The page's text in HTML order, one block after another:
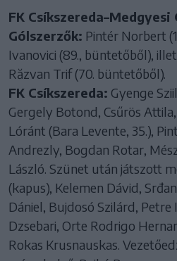
FK Csíkszereda–Medgyesi
Gólszerzők: Pintér Norbert
Ivanovici (89., büntetőből),
Răzvan Trif (70. büntetőből).
FK Csíkszereda: Gyenge
Gergely Botond, Csűrös
Lóránt (Bara Levente, 35.),
Andrezly, Bogdan Rotar,
László. Szünet után játszott
(kapus), Kelemen Dávid,
Dániel, Bujdosó Szilárd, Petre
Dzsebari, Orte Rodrigo
Rokas Krusnauskas.